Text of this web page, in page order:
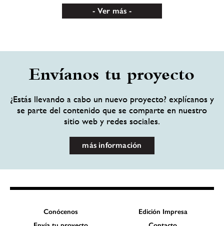
Ver más
Envíanos tu proyecto
¿Estás llevando a cabo un nuevo proyecto? explícanos y
se parte del contenido que se comparte en nuestro
sitio web y redes sociales.
más información
Conócenos
Edición Impresa